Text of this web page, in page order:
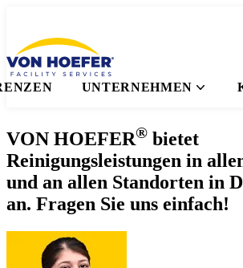
UNTERNEHMEN
VON HOEFER® bietet
Reinigungsleistungen in
und an allen Standorten in
an. Fragen Sie uns einfach!